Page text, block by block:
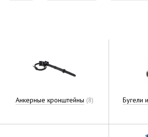
Анкерные кронштейны (8) Бугели